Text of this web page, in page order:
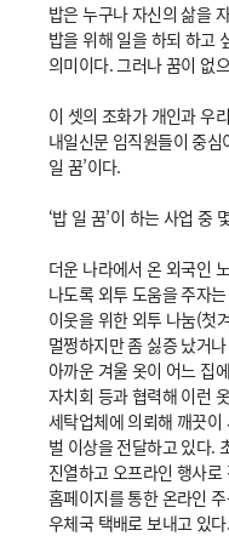
밥은 누구나 자신의 삶을
밥을 위해 일을 하되 하고
의미이다. 그러나 꿈이 없
이 셋의 조화가 개인과 우
내일신문 임직원들이 중심
일 꿈’이다.
‘밥 일 꿈’이 하는 사업 중
더운 나라에서 온 외국인
나도록 외투 도움을 주자
이웃을 위한 외투 나눔(첫
멀쩡하지만 좀 싫증 났거
아까운 겨울 옷이 어느 집
자치회 등과 협력해 이런
세탁업체에 의뢰해 깨끗
벌 이상을 전달하고 있다.
진열하고 오프라인 행사
홈페이지를 통한 온라인
우체국 택배로 보내고 있다.